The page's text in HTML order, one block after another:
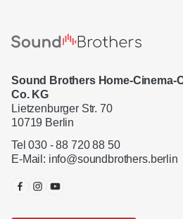
Sound Brothers Home-Cinema-
Co. KG
Lietzenburger Str. 70
10719 Berlin
Tel 030 - 88 720 88 50
E-Mail: info@soundbrothers.berlin